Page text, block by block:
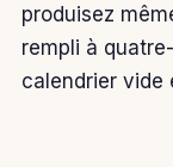
produisez
rempli à
calendrier vide